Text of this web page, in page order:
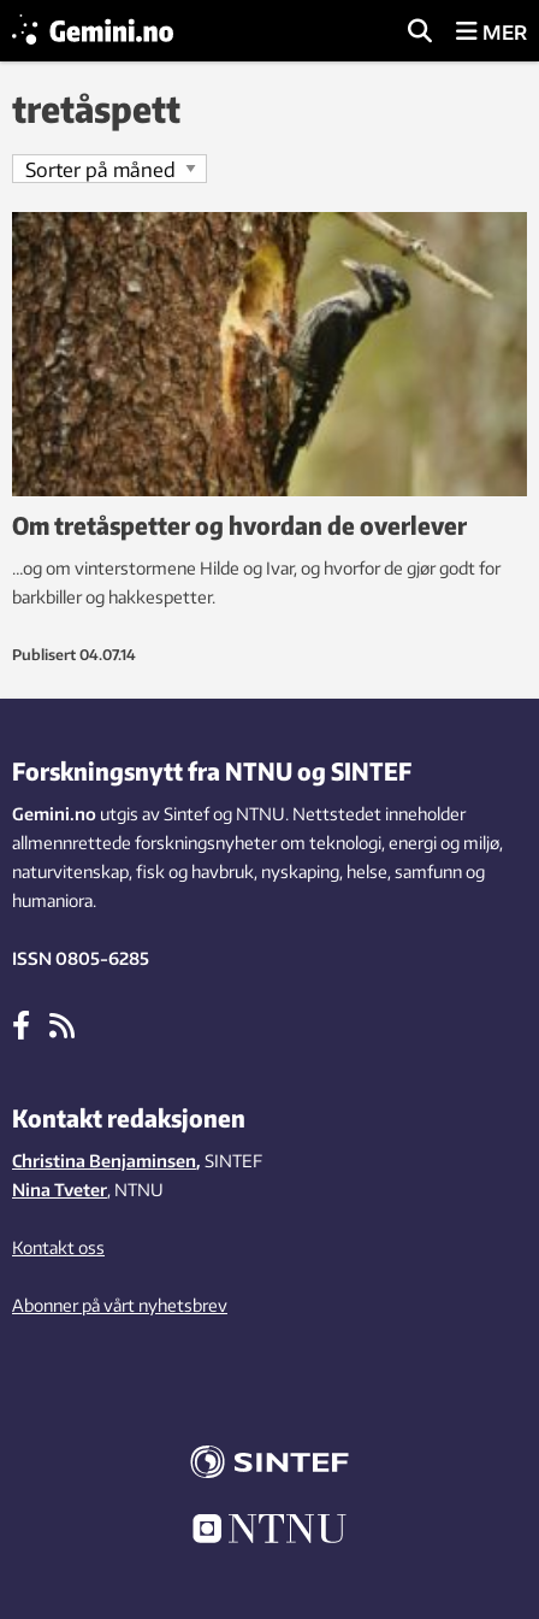
MER
tretåspett
Om tretåspetter og hvordan de overlever
…og om vinterstormene Hilde og Ivar, og hvorfor de gjør godt for
barkbiller og hakkespetter.
Publisert 04.07.14
Forskningsnytt fra NTNU og SINTEF
Gemini.no utgis av Sintef og NTNU. Nettstedet inneholder
allmennrettede forskningsnyheter om teknologi, energi og miljø,
naturvitenskap, fisk og havbruk, nyskaping, helse, samfunn og
humaniora.
ISSN 0805-6285
Kontakt redaksjonen
Christina Benjaminsen, SINTEF
Nina Tveter, NTNU
Kontakt oss
Abonner på vårt nyhetsbrev